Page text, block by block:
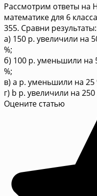
Рассмотрим ответы на
математике для 6
355. Сравни результаты:
а) 150 р. увеличили на
%;
б) 100 р. уменьшили на
%;
в) а р. уменьшили на
г) b р. увеличили на
Оцените статью